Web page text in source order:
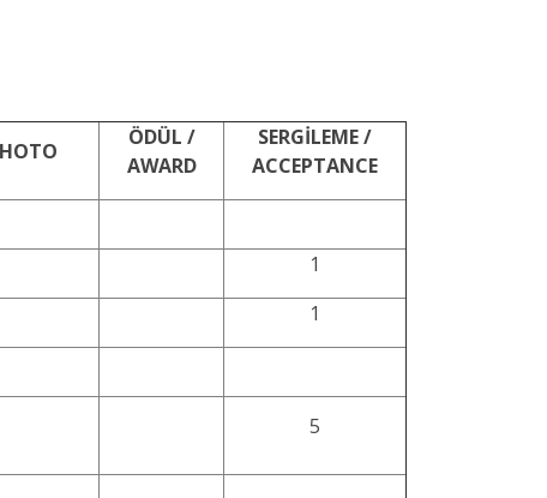
ÖDÜL /
AWARD
SERGİLEME /
ACCEPTANCE
1
1
5